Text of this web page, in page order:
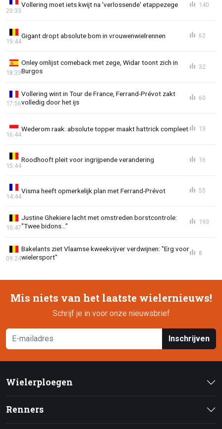
Vollering moet iets kwijt na 'verlossende' etappezege
20:33
140
Gigant dropt absolute bom in vrouwenwielrennen
19:44
62
Onley omlijst comeback met zege, Widar toont zich in
Burgos
18:33
32
Vollering wint in Tour de France, Ferrand-Prévot zakt
volledig door het ijs
17:56
60
Wederom raak: absolute topper maakt hattrick compleet
16:44
13
Roodhooft pleit voor ingrijpende verandering
15:44
16
Visma heeft opmerkelijk plan met Ferrand-Prévot
14:44
55
Justine Ghekiere lacht met omstreden borstcontrole:
"Twee bidons..."
10:47
193
Bakelants ziet Vlaamse kweekvijver verdwijnen: "Erg voor
wielersport"
09:24
8
Mis niets van het laatste wielernieuws!
Schrijf je in voor onze nieuwsbrief
Inschrijven
Wielerploegen
Renners